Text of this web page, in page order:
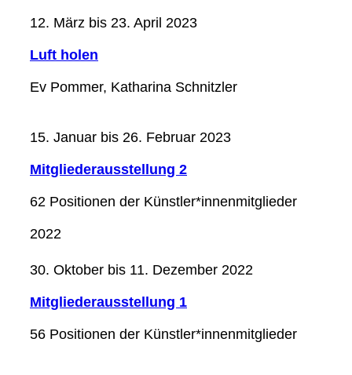
12. März bis 23. April 2023
Luft holen
Ev Pommer, Katharina Schnitzler
15. Januar bis 26. Februar 2023
Mitgliederausstellung 2
62 Positionen der Künstler*innenmitglieder
2022
30. Oktober bis 11. Dezember 2022
Mitgliederausstellung 1
56 Positionen der Künstler*innenmitglieder